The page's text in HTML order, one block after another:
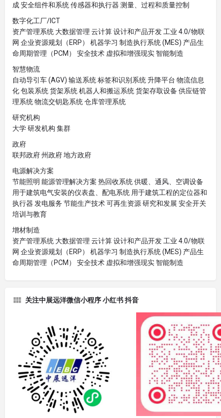
成 安全组件和系统 传感器和执行器 测量、过程和质量控制
数字化工厂/ICT
资产管理系统 大数据管理 云计算 设计和产品开发 工业 4.0/物联
网 企业资源规划（ERP） 机器学习 制造执行系统 ​​(MES) 产品生
命周期管理（PCM） 安全技术 虚拟和增强现实 智能制造
智慧物流
自动导引车 (AGV) 输送系统 标签和识别系统 升降平台 物流信息
化 包装系统 货架系统 机器人和搬运系统 货架存取设备 供应链管
理系统 物流交钥匙系统 仓库管理系统
研究机构
大学 研发机构 集群
政府
联邦政府 州政府 地方政府
电源解决方案
节能照明 能源管理解决方案 热回收系统 供暖、通风、空调设备
用于建筑电气安装的仪表盘、配电系统 用于建筑工程的定位器和
执行器 发电服务 节能生产技术 可再生资源 研究和发展 安全开关
培训与教育
增材制造
资产管理系统 大数据管理 云计算 设计和产品开发 工业 4.0/物联
网 企业资源规划（ERP） 机器学习 制造执行系统 ​​(MES) 产品生
命周期管理（PCM） 安全技术 虚拟和增强现实 智能制造
关注中展远洋微信小程序 小红书 抖音